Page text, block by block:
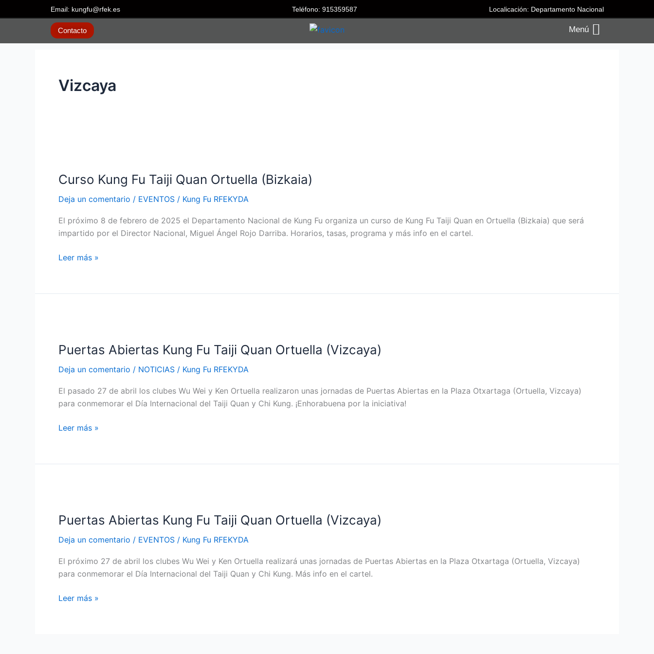
al
Email: kungfu@rfek.es Teléfono: 915359587 Localicación: Departamento Nacional
Contacto Menú
Vizcaya
Curso Kung Fu Taiji Quan Ortuella (Bizkaia)
Deja un comentario / EVENTOS / Kung Fu RFEKYDA
El próximo 8 de febrero de 2025 el Departamento Nacional de Kung Fu organiza un curso de Kung Fu Taiji Quan en Ortuella (Bizkaia) que será
impartido por el Director Nacional, Miguel Ángel Rojo Darriba. Horarios, tasas, programa y más info en el cartel.
Fu
Quan
Ortuella
(Bizkaia)
Leer más »
Puertas Abiertas Kung Fu Taiji Quan Ortuella (Vizcaya)
Deja un comentario / NOTICIAS / Kung Fu RFEKYDA
El pasado 27 de abril los clubes Wu Wei y Ken Ortuella realizaron unas jornadas de Puertas Abiertas en la Plaza Otxartaga (Ortuella, Vizcaya)
para conmemorar el Día Internacional del Taiji Quan y Chi Kung. ¡Enhorabuena por la iniciativa!
Kung
Taiji
Quan
Ortuella
(Vizcaya)
Leer más »
Puertas Abiertas Kung Fu Taiji Quan Ortuella (Vizcaya)
Deja un comentario / EVENTOS / Kung Fu RFEKYDA
El próximo 27 de abril los clubes Wu Wei y Ken Ortuella realizará unas jornadas de Puertas Abiertas en la Plaza Otxartaga (Ortuella, Vizcaya)
para conmemorar el Día Internacional del Taiji Quan y Chi Kung. Más info en el cartel.
Kung
Taiji
Quan
Ortuella
(Vizcaya)
Leer más »